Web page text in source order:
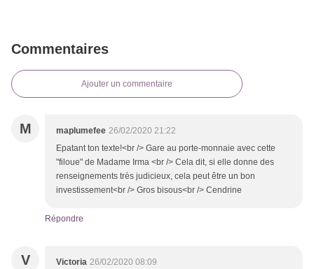
Commentaires
Ajouter un commentaire
M maplumefee 26/02/2020 21:22
Epatant ton texte!<br /> Gare au porte-monnaie avec cette
"filoue" de Madame Irma <br /> Cela dit, si elle donne des
renseignements très judicieux, cela peut être un bon
investissement<br /> Gros bisous<br /> Cendrine
Répondre
V Victoria 26/02/2020 08:09